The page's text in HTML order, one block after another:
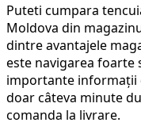
Puteti cumpara
Moldova din
dintre avantajele
este navigarea foarte
importante informații
doar câteva minute
comanda la livrare.